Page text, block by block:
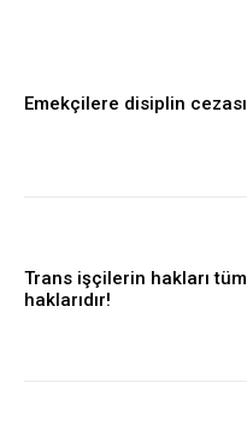
Emekçilere disiplin cezası
Trans işçilerin hakları
haklarıdır!